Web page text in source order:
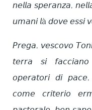
𝘯𝘦𝘭𝘭𝘢 𝘴𝘱𝘦𝘳𝘢𝘯𝘻𝘢,
𝘶𝘮𝘢𝘯𝘪 𝘭à 𝘥𝘰𝘷𝘦 𝘦𝘴𝘴𝘪
𝘗𝘳𝘦𝘨𝘢, 𝘷𝘦𝘴𝘤𝘰𝘷𝘰
𝘵𝘦𝘳𝘳𝘢 𝘴𝘪
𝘰𝘱𝘦𝘳𝘢𝘵𝘰𝘳𝘪 𝘥𝘪
𝘤𝘰𝘮𝘦 𝘤𝘳𝘪𝘵𝘦𝘳𝘪𝘰